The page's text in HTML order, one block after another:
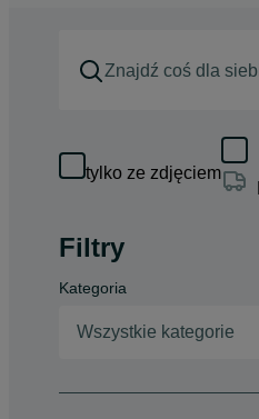
tylko ze zdjęciem
Filtry
Kategoria
Wszystkie kategorie